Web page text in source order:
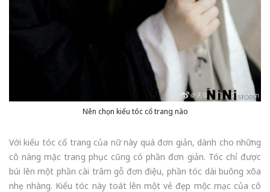
Nên chọn kiểu tóc cổ trang nào
Với kiểu tóc cổ trang của nữ này quá đơn giản, dành cho những
cô nàng mặc trang phục cũng có phần đơn giản. Tóc chỉ được
búi lên một phần cài trâm gỗ đơn điệu, phần tóc dài buông xõa
nhẹ nhàng. Kiểu tóc này toát lên một vẻ đẹp mộc mạc của cô